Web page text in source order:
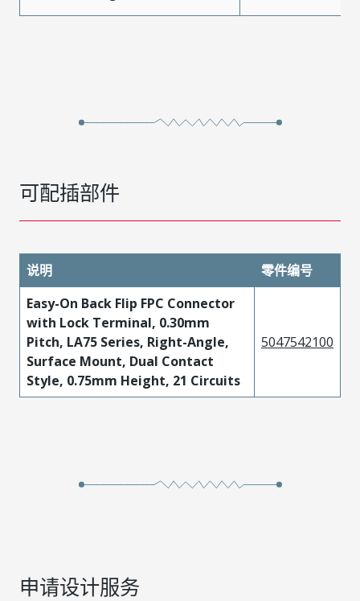
可配插部件
说明
零件编号
Easy-On Back Flip FPC Connector
with Lock Terminal, 0.30mm
Pitch, LA75 Series, Right-Angle,
Surface Mount, Dual Contact
Style, 0.75mm Height, 21 Circuits
5047542100
申请设计服务